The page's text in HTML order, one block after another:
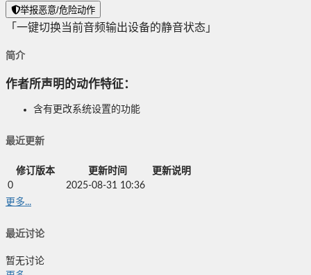
举报恶意/危险动作
「一键切换当前音频输出设备的静音状态」
简介
作者所声明的动作特征：
含有更改系统设置的功能
最近更新
修订版本 更新时间
更新说明
0
2025-08-31 10:36
更多...
最近讨论
暂无讨论